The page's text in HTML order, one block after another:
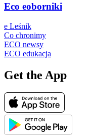
Eco eoborniki
e Leśnik
Co chronimy
ECO newsy
ECO edukacja
Get the App